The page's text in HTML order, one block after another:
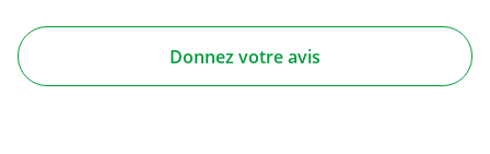
Donnez votre avis